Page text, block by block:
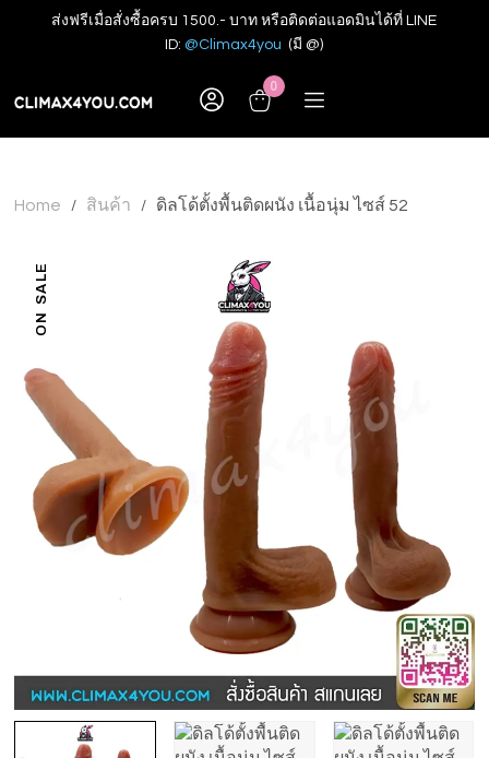
ส่งฟรีเมื่อสั่งซื้อครบ 1500.- บาท หรือติดต่อแอดมินได้ที่ LINE
ID: @Climax4you (มี @)
0
Home / สินค้า / ดิลโด้ตั้งพื้นติดผนัง เนื้อนุ่ม ไซส์ 52
ON SALE